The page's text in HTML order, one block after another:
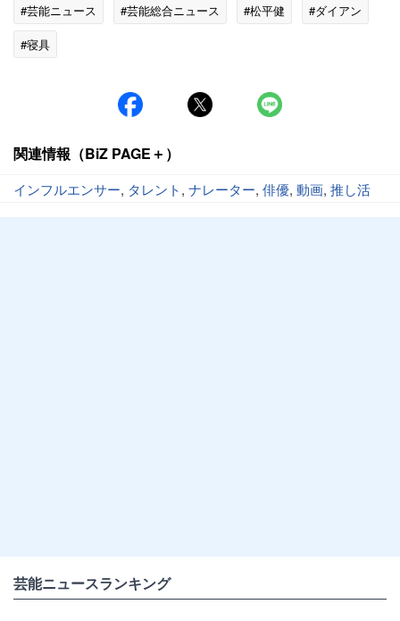
#芸能ニュース #芸能総合ニュース #松平健
#ダイアン
#寝具
関連情報（BiZ PAGE＋）
インフルエンサー, タレント, ナレーター, 俳優, 動画, 推し活
芸能ニュースランキング